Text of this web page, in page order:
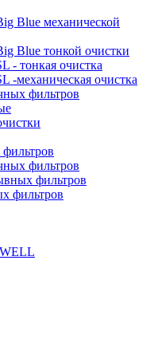
Blue механической
Blue тонкой очистки
- тонкая очистка
-механическая очистка
фильтров
фильтров
фильтров
фильтров